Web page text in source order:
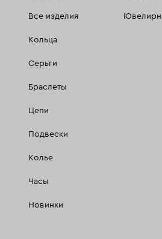
Все изделия
Кольца
Серьги
Браслеты
Цепи
Подвески
Колье
Часы
Новинки